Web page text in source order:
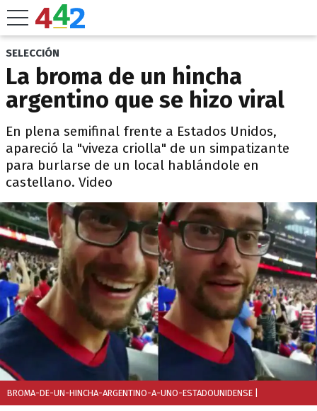
SELECCIÓN
La broma de un hincha
argentino que se hizo viral
En plena semifinal frente a Estados Unidos,
apareció la "viveza criolla" de un simpatizante
para burlarse de un local hablándole en
castellano. Video
BROMA-DE-UN-HINCHA-ARGENTINO-A-UNO-ESTADOUNIDENSE